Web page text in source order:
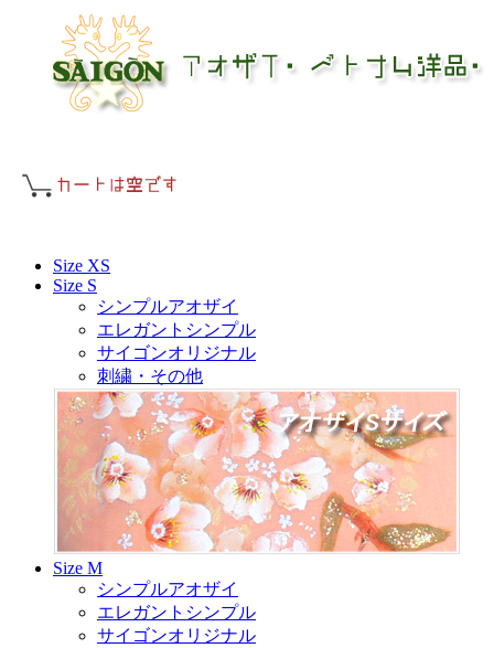
Size XS
Size S
シンプルアオザイ
エレガントシンプル
サイゴンオリジナル
刺繍・その他
Size M
シンプルアオザイ
エレガントシンプル
サイゴンオリジナル